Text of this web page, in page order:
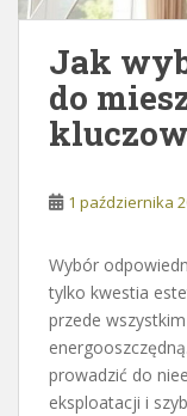
Jak
do
1 października
Wybór
tylko kwestia
przede
prowadzić do
eksploatacji i